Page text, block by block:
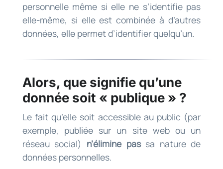
personnelle même si elle ne s’identifie pas
elle-même, si elle est combinée à d’autres
données, elle permet d’identifier quelqu’un.
Alors, que signifie qu’une
donnée soit « publique » ?
Le fait qu’elle soit accessible au public (par
exemple, publiée sur un site web ou un
réseau social) n’élimine passa nature de
données personnelles.